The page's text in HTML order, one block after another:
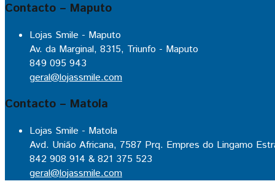
Contacto – Maputo
Lojas Smile - Maputo
Av. da Marginal, 8315, Triunfo - Maputo
849 095 943
geral@lojassmile.com
Contacto – Matola
Lojas Smile - Matola
Avd. União Africana, 7587 Prq. Empres do Lingamo
842 908 914 & 821 375 523
geral@lojassmile.com